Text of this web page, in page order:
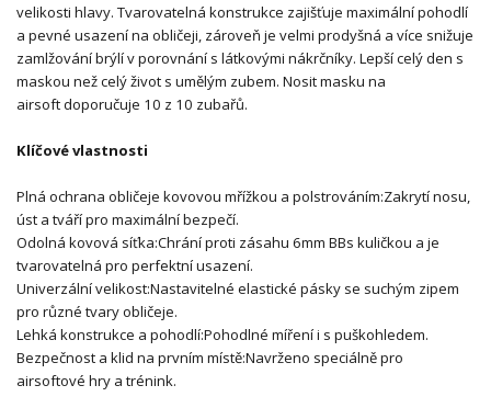
velikosti hlavy. Tvarovatelná konstrukce zajišťuje maximální pohodlí
a pevné usazení na obličeji, zároveň je velmi prodyšná a více snižuje
zamlžování brýlí v porovnání s látkovými nákrčníky. Lepší celý den s
maskou než celý život s umělým zubem. Nosit masku na
airsoft doporučuje 10 z 10 zubařů.
Klíčové vlastnosti
Plná ochrana obličeje kovovou mřížkou a polstrováním:Zakrytí nosu,
úst a tváří pro maximální bezpečí.
Odolná kovová síťka:Chrání proti zásahu 6mm BBs kuličkou a je
tvarovatelná pro perfektní usazení.
Univerzální velikost:Nastavitelné elastické pásky se suchým zipem
pro různé tvary obličeje.
Lehká konstrukce a pohodlí:Pohodlné míření i s puškohledem.
Bezpečnost a klid na prvním místě:Navrženo speciálně pro
airsoftové hry a trénink.